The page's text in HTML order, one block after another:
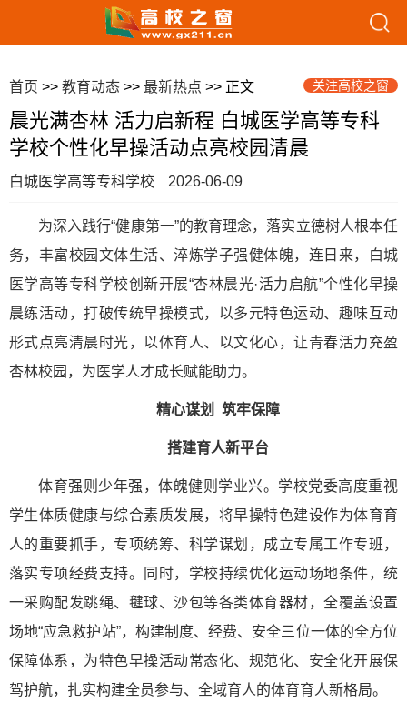
首页 >> 教育动态 >> 最新热点 >> 正文 关注高校之窗
晨光满杏林 活力启新程 白城医学高等专科
学校个性化早操活动点亮校园清晨
白城医学高等专科学校 2026-06-09
为深入践行“健康第一”的教育理念，落实立德树人根本任
务，丰富校园文体生活、淬炼学子强健体魄，连日来，白城
医学高等专科学校创新开展“杏林晨光·活力启航”个性化早操
晨练活动，打破传统早操模式，以多元特色运动、趣味互动
形式点亮清晨时光，以体育人、以文化心，让青春活力充盈
杏林校园，为医学人才成长赋能助力。
精心谋划 筑牢保障
搭建育人新平台
体育强则少年强，体魄健则学业兴。学校党委高度重视
学生体质健康与综合素质发展，将早操特色建设作为体育育
人的重要抓手，专项统筹、科学谋划，成立专属工作专班，
落实专项经费支持。同时，学校持续优化运动场地条件，统
一采购配发跳绳、毽球、沙包等各类体育器材，全覆盖设置
场地“应急救护站”，构建制度、经费、安全三位一体的全方位
保障体系，为特色早操活动常态化、规范化、安全化开展保
驾护航，扎实构建全员参与、全域育人的体育育人新格局。